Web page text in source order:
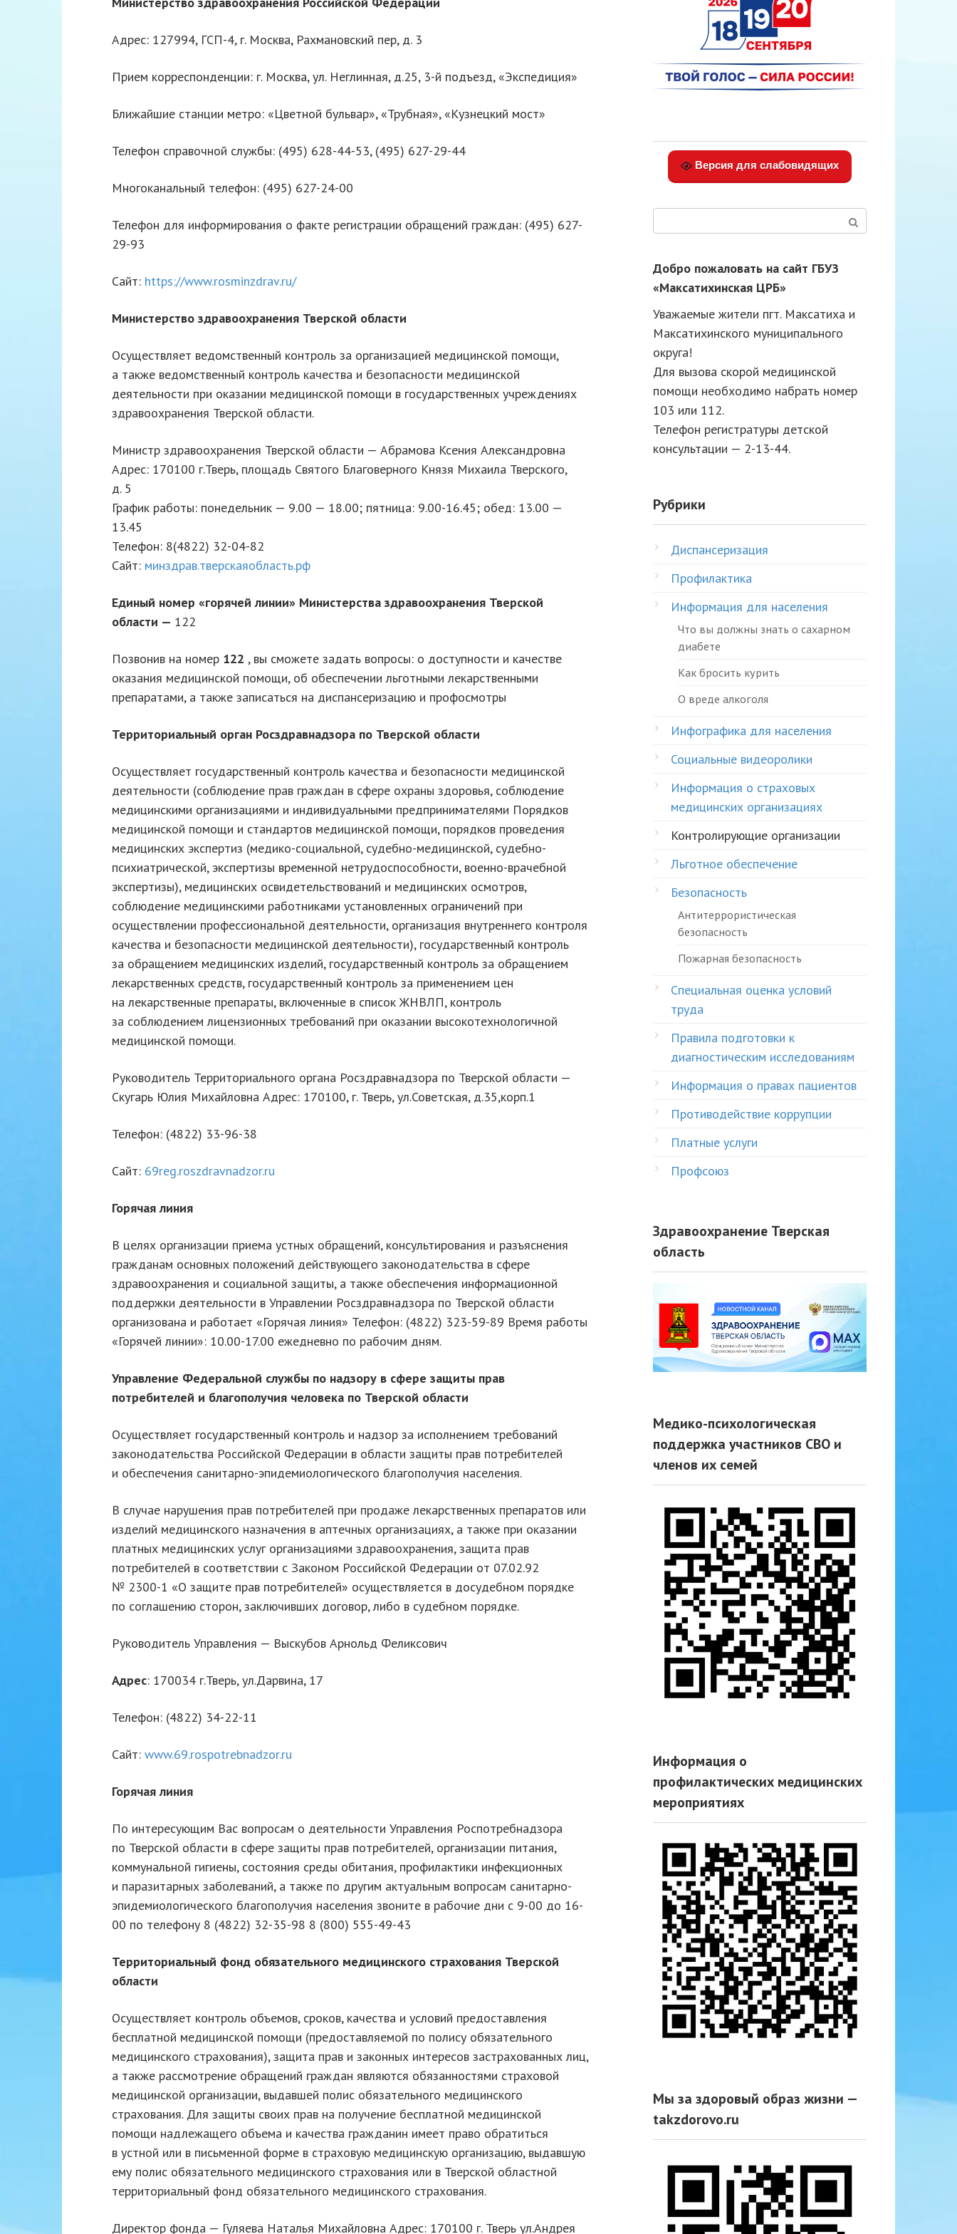
Адрес: 127994, ГСП-4, г. Москва, Рахмановский пер, д. 3
Прием корреспонденции: г. Москва, ул. Неглинная, д.25, 3-й подъезд, «Экспедиция»
Ближайшие станции метро: «Цветной бульвар», «Трубная», «Кузнецкий мост»
Телефон справочной службы: (495) 628-44-53, (495) 627-29-44
Многоканальный телефон: (495) 627-24-00
Телефон для информирования о факте регистрации обращений граждан: (495) 627-
29-93
Сайт: https://www.rosminzdrav.ru/
Министерство здравоохранения Тверской области
Осуществляет ведомственный контроль за организацией медицинской помощи,
а также ведомственный контроль качества и безопасности медицинской
деятельности при оказании медицинской помощи в государственных учреждениях
здравоохранения Тверской области.
Министр здравоохранения Тверской области — Абрамова Ксения Александровна
Адрес: 170100 г.Тверь, площадь Святого Благоверного Князя Михаила Тверского,
д. 5
График работы: понедельник — 9.00 — 18.00; пятница: 9.00-16.45; обед: 13.00 —
13.45
Телефон: 8(4822) 32-04-82
Сайт: минздрав.тверскаяобласть.рф
Единый номер «горячей линии» Министерства здравоохранения Тверской
области — 122
Позвонив на номер 122 , вы сможете задать вопросы: о доступности и качестве
оказания медицинской помощи, об обеспечении льготными лекарственными
препаратами, а также записаться на диспансеризацию и профосмотры
Территориальный орган Росздравнадзора по Тверской области
Осуществляет государственный контроль качества и безопасности медицинской
деятельности (соблюдение прав граждан в сфере охраны здоровья, соблюдение
медицинскими организациями и индивидуальными предпринимателями Порядков
медицинской помощи и стандартов медицинской помощи, порядков проведения
медицинских экспертиз (медико-социальной, судебно-медицинской, судебно-
психиатрической, экспертизы временной нетрудоспособности, военно-врачебной
экспертизы), медицинских освидетельствований и медицинских осмотров,
соблюдение медицинскими работниками установленных ограничений при
осуществлении профессиональной деятельности, организация внутреннего контроля
качества и безопасности медицинской деятельности), государственный контроль
за обращением медицинских изделий, государственный контроль за обращением
лекарственных средств, государственный контроль за применением цен
на лекарственные препараты, включенные в список ЖНВЛП, контроль
за соблюдением лицензионных требований при оказании высокотехнологичной
медицинской помощи.
Руководитель Территориального органа Росздравнадзора по Тверской области —
Скугарь Юлия Михайловна Адрес: 170100, г. Тверь, ул.Советская, д.35,корп.1
Телефон: (4822) 33-96-38
Сайт: 69reg.roszdravnadzor.ru
Горячая линия
В целях организации приема устных обращений, консультирования и разъяснения
гражданам основных положений действующего законодательства в сфере
здравоохранения и социальной защиты, а также обеспечения информационной
поддержки деятельности в Управлении Росздравнадзора по Тверской области
организована и работает «Горячая линия» Телефон: (4822) 323-59-89 Время работы
«Горячей линии»: 10.00-17.00 ежедневно по рабочим дням.
Управление Федеральной службы по надзору в сфере защиты прав
потребителей и благополучия человека по Тверской области
Осуществляет государственный контроль и надзор за исполнением требований
законодательства Российской Федерации в области защиты прав потребителей
и обеспечения санитарно-эпидемиологического благополучия населения.
В случае нарушения прав потребителей при продаже лекарственных препаратов или
изделий медицинского назначения в аптечных организациях, а также при оказании
платных медицинских услуг организациями здравоохранения, защита прав
потребителей в соответствии с Законом Российской Федерации от 07.02.92
№ 2300-1 «О защите прав потребителей» осуществляется в досудебном порядке
по соглашению сторон, заключивших договор, либо в судебном порядке.
Руководитель Управления — Выскубов Арнольд Феликсович
Адрес: 170034 г.Тверь, ул.Дарвина, 17
Телефон: (4822) 34-22-11
Сайт: www.69.rospotrebnadzor.ru
Горячая линия
По интересующим Вас вопросам о деятельности Управления Роспотребнадзора
по Тверской области в сфере защиты прав потребителей, организации питания,
коммунальной гигиены, состояния среды обитания, профилактики инфекционных
и паразитарных заболеваний, а также по другим актуальным вопросам санитарно-
эпидемиологического благополучия населения звоните в рабочие дни с 9-00 до 16-
00 по телефону 8 (4822) 32-35-98 8 (800) 555-49-43
Территориальный фонд обязательного медицинского страхования Тверской
области
Осуществляет контроль объемов, сроков, качества и условий предоставления
бесплатной медицинской помощи (предоставляемой по полису обязательного
медицинского страхования), защита прав и законных интересов застрахованных лиц,
а также рассмотрение обращений граждан являются обязанностями страховой
медицинской организации, выдавшей полис обязательного медицинского
страхования. Для защиты своих прав на получение бесплатной медицинской
помощи надлежащего объема и качества гражданин имеет право обратиться
в устной или в письменной форме в страховую медицинскую организацию, выдавшую
ему полис обязательного медицинского страхования или в Тверской областной
территориальный фонд обязательного медицинского страхования.
Директор фонда — Гуляева Наталья Михайловна Адрес: 170100 г. Тверь ул.Андрея
Версия для слабовидящих
Добро пожаловать на сайт ГБУЗ
«Максатихинская ЦРБ»
Уважаемые жители пгт. Максатиха и
Максатихинского муниципального
округа!
Для вызова скорой медицинской
помощи необходимо набрать номер
103 или 112.
Телефон регистратуры детской
консультации — 2-13-44.
Рубрики
Диспансеризация
Профилактика
Информация для населения
Что вы должны знать о сахарном
диабете
Как бросить курить
О вреде алкоголя
Инфографика для населения
Социальные видеоролики
Информация о страховых
медицинских организациях
Контролирующие организации
Льготное обеспечение
Безопасность
Антитеррористическая
безопасность
Пожарная безопасность
Специальная оценка условий
труда
Правила подготовки к
диагностическим исследованиям
Информация о правах пациентов
Противодействие коррупции
Платные услуги
Профсоюз
Здравоохранение Тверская
область
Медико-психологическая
поддержка участников СВО и
членов их семей
Информация о
профилактических медицинских
мероприятиях
Мы за здоровый образ жизни —
takzdorovo.ru